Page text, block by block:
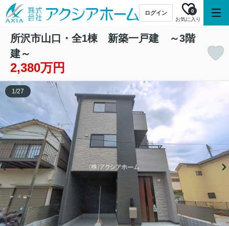
ログイン
お気に入り
0
所沢市山口・全1棟 新築一戸建 ～3階
建～
2,380万円
1/27